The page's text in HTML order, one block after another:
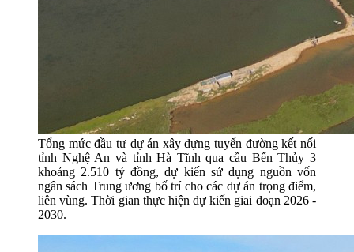
Tổng mức đầu tư dự án xây dựng tuyến đường kết nối
tỉnh Nghệ An và tỉnh Hà Tĩnh qua cầu Bến Thủy 3
khoảng 2.510 tỷ đồng, dự kiến sử dụng nguồn vốn
ngân sách Trung ương bố trí cho các dự án trọng điểm,
liên vùng. Thời gian thực hiện dự kiến giai đoạn 2026 -
2030.